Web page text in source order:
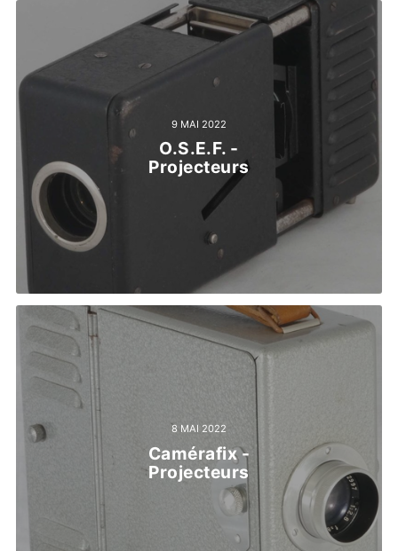
9 MAI 2022
O.S.E.F. -
Projecteurs
8 MAI 2022
Camérafix -
Projecteurs